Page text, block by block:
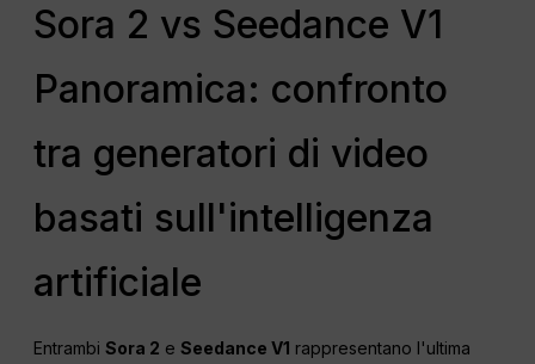
Sora 2 vs Seedance V1
Panoramica: confronto
tra generatori di video
basati sull'intelligenza
artificiale
EntrambiSora 2 eSeedance V1 rappresentano l'ultima